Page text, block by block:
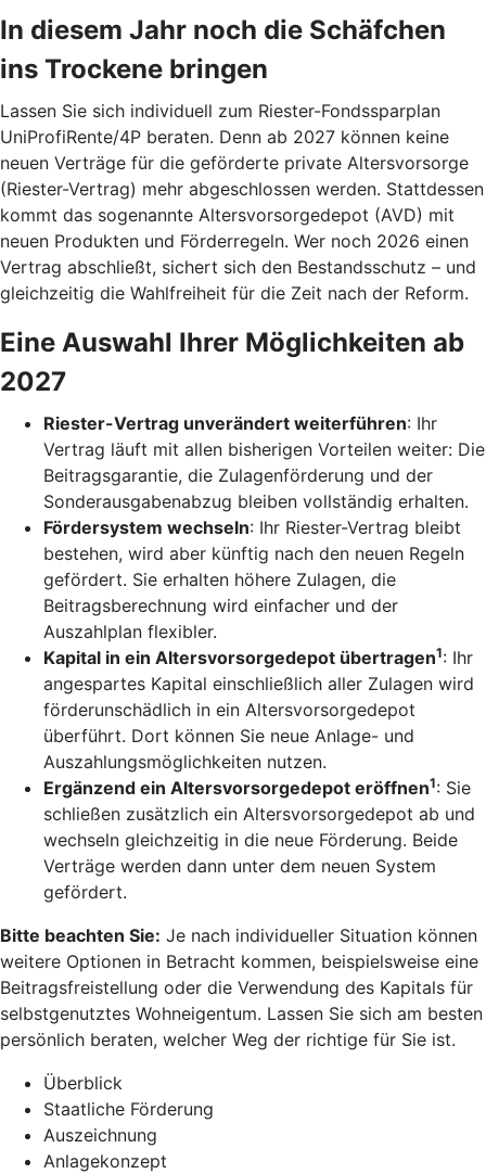
In diesem Jahr noch die Schäfchen
ins Trockene bringen
Lassen Sie sich individuell zum Riester-Fondssparplan
UniProfiRente/4P beraten. Denn ab 2027 können keine
neuen Verträge für die geförderte private Altersvorsorge
(Riester-Vertrag) mehr abgeschlossen werden. Stattdessen
kommt das sogenannte Altersvorsorgedepot (AVD) mit
neuen Produkten und Förderregeln. Wer noch 2026 einen
Vertrag abschließt, sichert sich den Bestandsschutz – und
gleichzeitig die Wahlfreiheit für die Zeit nach der Reform.
Eine Auswahl Ihrer Möglichkeiten ab
2027
Riester-Vertrag unverändert weiterführen: Ihr
Vertrag läuft mit allen bisherigen Vorteilen weiter: Die
Beitragsgarantie, die Zulagenförderung und der
Sonderausgabenabzug bleiben vollständig erhalten.
Fördersystem wechseln: Ihr Riester-Vertrag bleibt
bestehen, wird aber künftig nach den neuen Regeln
gefördert. Sie erhalten höhere Zulagen, die
Beitragsberechnung wird einfacher und der
Auszahlplan flexibler.
Kapital in ein Altersvorsorgedepot übertragen1: Ihr
angespartes Kapital einschließlich aller Zulagen wird
förderunschädlich in ein Altersvorsorgedepot
überführt. Dort können Sie neue Anlage- und
Auszahlungsmöglichkeiten nutzen.
Ergänzend ein Altersvorsorgedepot eröffnen1: Sie
schließen zusätzlich ein Altersvorsorgedepot ab und
wechseln gleichzeitig in die neue Förderung. Beide
Verträge werden dann unter dem neuen System
gefördert.
Bitte beachten Sie: Je nach individueller Situation können
weitere Optionen in Betracht kommen, beispielsweise eine
Beitragsfreistellung oder die Verwendung des Kapitals für
selbstgenutztes Wohneigentum. Lassen Sie sich am besten
persönlich beraten, welcher Weg der richtige für Sie ist.
Überblick
Staatliche Förderung
Auszeichnung
Anlagekonzept